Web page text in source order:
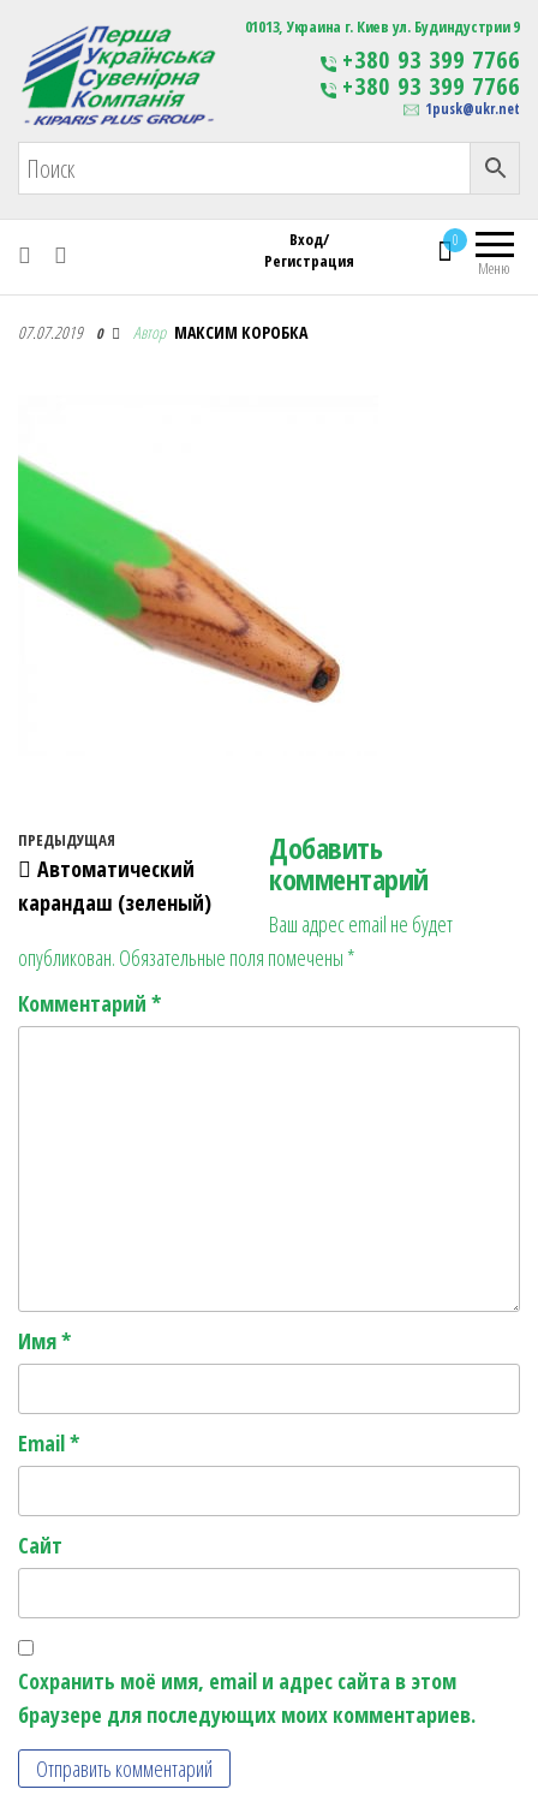
Первая Украинская Сувенирная Компания Изготовление
сувенирной продукции
с логотипом
01013, Украина г. Киев ул. Будиндустрии 9
+380 93 399 7766
+380 93 399 7766
1pusk@ukr.net
Меню
0
Вход/
Регистрация
Первая Украинская Сувенирная Компания
07.07.2019 0 Автор МАКСИМ КОРОБКА
Навигация по записям
Предыдущая запись
ПРЕДЫДУЩАЯ
Автоматический
карандаш (зеленый)
Добавить
комментарий
Ваш адрес email не будет
опубликован. Обязательные поля помечены *
Комментарий *
Имя*
Email*
Сайт
Сохранить моё имя, email и адрес сайта в этом
браузере для последующих моих комментариев.